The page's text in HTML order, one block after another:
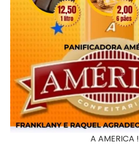
A AMERICA !